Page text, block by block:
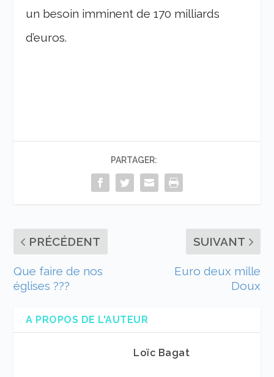
un besoin imminent de 170 milliards
d’euros.
PARTAGER:
PRÉCÉDENT
Que faire de nos
églises ???
SUIVANT
Euro deux mille
Doux
A PROPOS DE L'AUTEUR
Loïc Bagat